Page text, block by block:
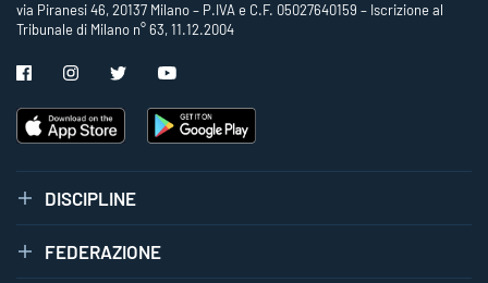
via Piranesi 46, 20137 Milano – P.IVA e C.F. 05027640159 – Iscrizione al
Tribunale di Milano n° 63, 11.12.2004
DISCIPLINE
FEDERAZIONE